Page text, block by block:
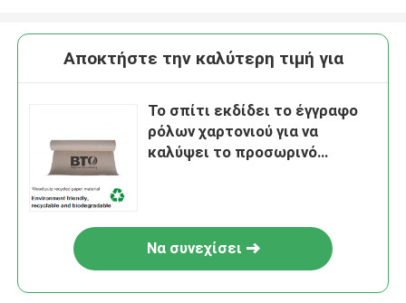
Αποκτήστε την καλύτερη τιμή για
Το σπίτι εκδίδει το έγγραφο
ρόλων χαρτονιού για να
καλύψει το προσωρινό
Να συνεχίσει